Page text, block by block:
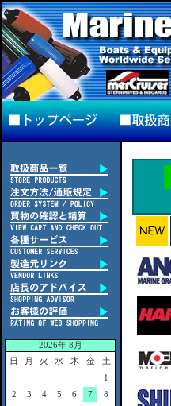
2026年 8月
日
月 火 水 木 金
土
1
2
3 4 5 6 7
8